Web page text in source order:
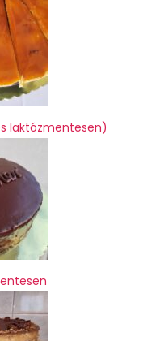
laktózmentesen)